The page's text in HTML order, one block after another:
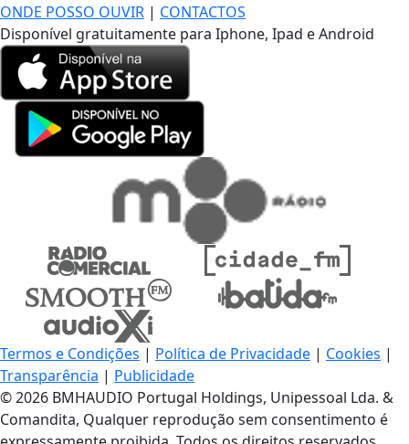
ONDE POSSO OUVIR | CONTACTOS
Disponível gratuitamente para Iphone, Ipad e Android
Termos e Condições | Política de Privacidade | Cookies |
Transparência | Publicidade
© 2026 BMHAUDIO Portugal Holdings, Unipessoal Lda. &
Comandita, Qualquer reprodução sem consentimento é